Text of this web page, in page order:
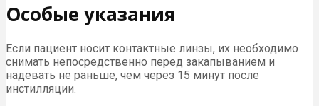
Особые указания
Если пациент носит контактные линзы, их необходимо
снимать непосредственно перед закапыванием и
надевать не раньше, чем через 15 минут после
инстилляции.